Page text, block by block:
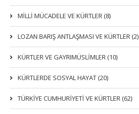
MİLLİ MÜCADELE VE KÜRTLER (8)
LOZAN BARIŞ ANTLAŞMASI VE KÜRTLER (2)
KÜRTLER VE GAYRIMÜSLIMLER (10)
KÜRTLERDE SOSYAL HAYAT (20)
TÜRKİYE CUMHURİYETİ VE KÜRTLER (62)